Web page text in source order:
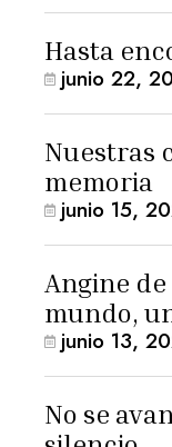
Hasta
junio 22,
Nuestras
memoria
junio 15,
Angine
mundo,
junio 13,
No se